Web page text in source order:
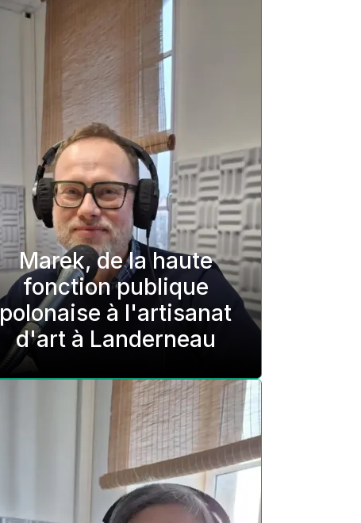
Marek, de la haute
fonction publique
polonaise à l'artisanat
d'art à Landerneau